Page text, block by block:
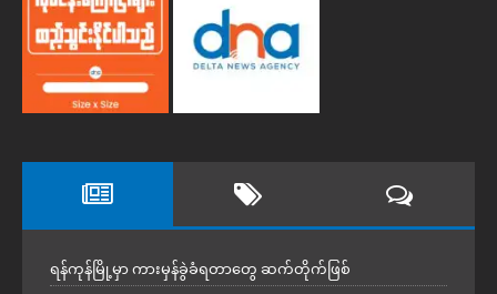
ရန်ကုန်မြို့မှာ ကားမှန်ခွဲခံရတာတွေ ဆက်တိုက်ဖြစ်